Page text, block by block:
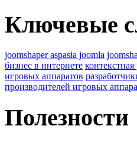
Ключевые
joomshaper aspasia joomla
бизнес в интернете
игровых аппаратов
производителей игровых
Полезности